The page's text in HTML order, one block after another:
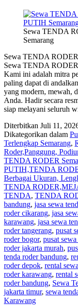
Sewa TENDA
Semarang
Sewa TENDA
Sewa TENDA
Kami ini adalah mitra
paling dapat di
yang modern, mewah,
Anda. Hadir secara
siap melayani seluruh
Diterbitkan Juli 11,
Dikategorikan dalam
Terlengkap Semarang,
Roder,Panggung,
TENDA RODER
PUTIH,TENDA
Berbagai Ukuran,
TENDA
TENDA, TENDA
bandung, jasa sewa
roder cikarang, jasa
karawang, jasa sewa
roder tangerang, pusat
roder bogor, pusat
roder jakarta murah,
tenda roder bandung,
roder depok, rental
roder karawang, rental
roder bandung, Sewa
jakarta timur, sewa
Karawang